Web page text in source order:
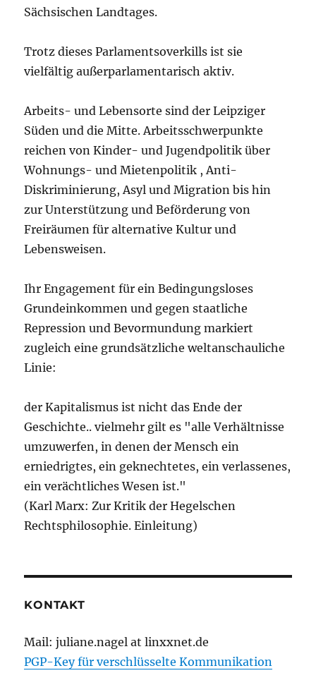
Sächsischen Landtages.
Trotz dieses Parlamentsoverkills ist sie
vielfältig außerparlamentarisch aktiv.
Arbeits- und Lebensorte sind der Leipziger
Süden und die Mitte. Arbeitsschwerpunkte
reichen von Kinder- und Jugendpolitik über
Wohnungs- und Mietenpolitik , Anti-
Diskriminierung, Asyl und Migration bis hin
zur Unterstützung und Beförderung von
Freiräumen für alternative Kultur und
Lebensweisen.
Ihr Engagement für ein Bedingungsloses
Grundeinkommen und gegen staatliche
Repression und Bevormundung markiert
zugleich eine grundsätzliche weltanschauliche
Linie:
der Kapitalismus ist nicht das Ende der
Geschichte.. vielmehr gilt es "alle Verhältnisse
umzuwerfen, in denen der Mensch ein
erniedrigtes, ein geknechtetes, ein verlassenes,
ein verächtliches Wesen ist."
(Karl Marx: Zur Kritik der Hegelschen
Rechtsphilosophie. Einleitung)
KONTAKT
Mail: juliane.nagel at linxxnet.de
PGP-Key für verschlüsselte Kommunikation